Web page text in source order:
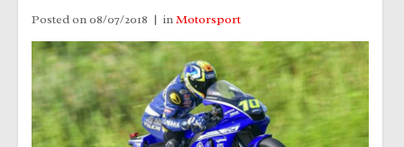
Posted on08/07/2018 inMotorsport